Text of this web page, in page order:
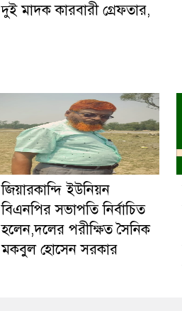
দুই মাদক কারবারী গ্রেফতার,
জিয়ারকান্দি ইউনিয়ন
বিএনপির সভাপতি নির্বাচিত
হলেন,দলের পরীক্ষিত সৈনিক
মকবুল হোসেন সরকার